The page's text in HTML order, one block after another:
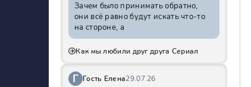
Зачем было принимать обратно,
они всё равно будут искать что-то
на стороне, а
Как мы любили друг друга Сериал
Г Гость Елена29.07.26